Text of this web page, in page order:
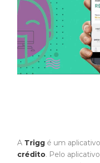
A Trigg é um
crédito. Pelo